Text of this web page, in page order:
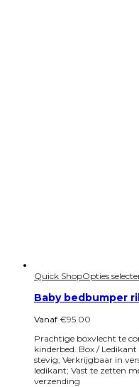
Quick ShopOpties
Baby bedbumper
Vanaf €95.00
Prachtige boxvlecht te
kinderbed. Box /
stevig; Verkrijgbaar in
ledikant; Vast te zetten
verzending